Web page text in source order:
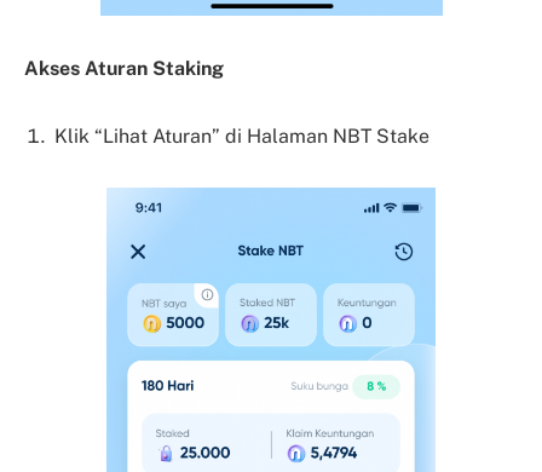
Akses Aturan Staking
Klik “Lihat Aturan” di Halaman NBT Stake